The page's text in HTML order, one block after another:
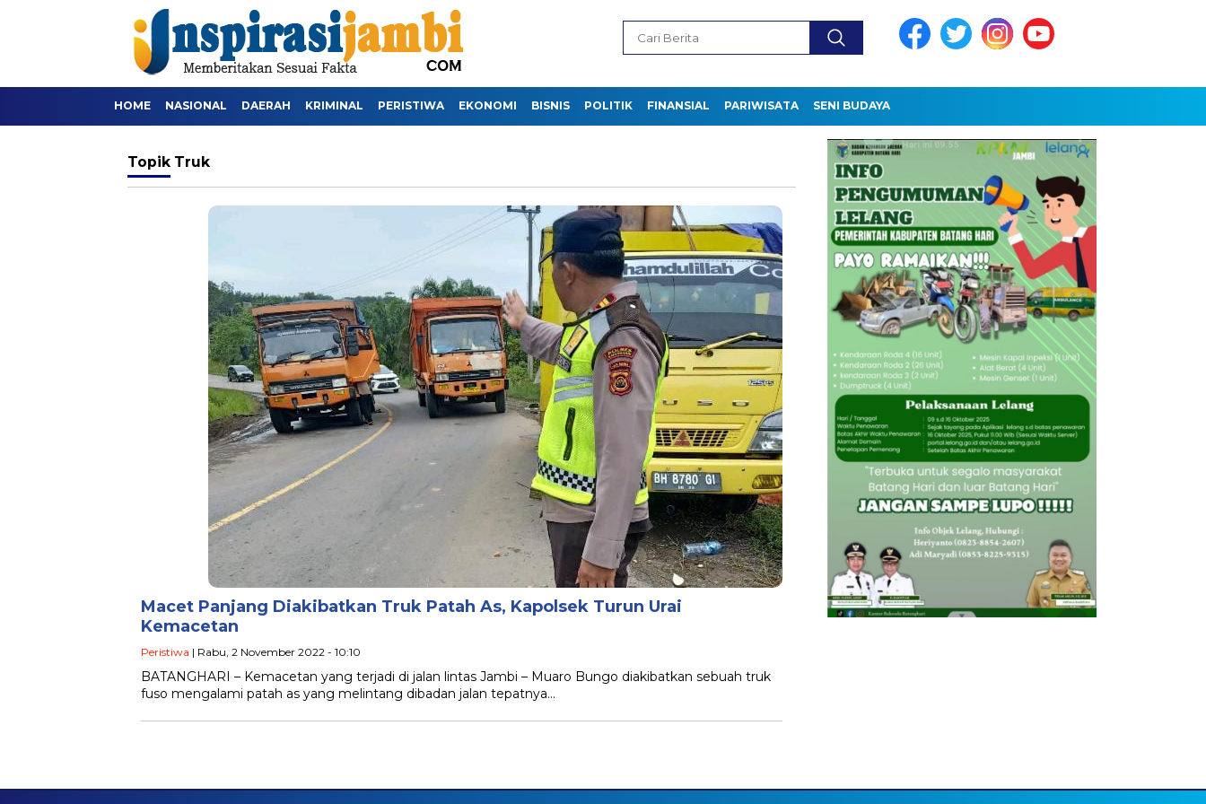
HOME NASIONAL DAERAH KRIMINAL PERISTIWA EKONOMI BISNIS POLITIK FINANSIAL PARIWISATA SENI BUDAYA
Topik Truk
Macet Panjang Diakibatkan Truk Patah As, Kapolsek Turun Urai
Kemacetan
Peristiwa | Rabu, 2 November 2022 - 10:10
BATANGHARI – Kemacetan yang terjadi di jalan lintas Jambi – Muaro Bungo diakibatkan sebuah truk
fuso mengalami patah as yang melintang dibadan jalan tepatnya…